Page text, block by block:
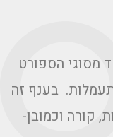
מסוגי הספורט
בענף זה
קורה וכמובן-